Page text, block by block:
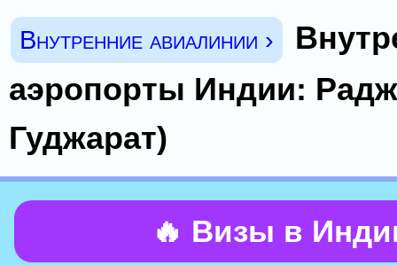
Внутренние авиалинии ›
аэропорты Индии:
Гуджарат)
🔥 Визы в